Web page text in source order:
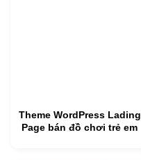
Theme WordPress Lading
Page bán đồ chơi trẻ em